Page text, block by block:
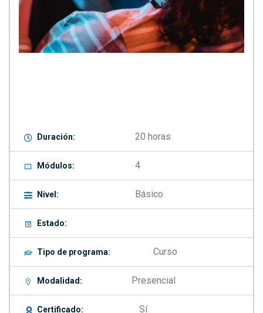
Duración: 20 horas
Módulos: 4
Nivel: Básico
Estado:
Tipo de programa: Curso
Modalidad: Presencial
Certificado: Sí